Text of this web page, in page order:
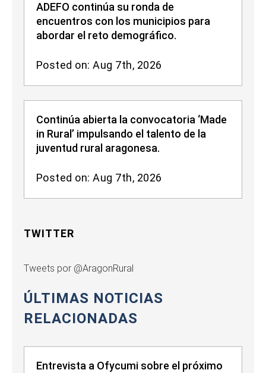
ADEFO continúa su ronda de
encuentros con los municipios para
abordar el reto demográfico.
Posted on: Aug 7th, 2026
Continúa abierta la convocatoria ‘Made
in Rural’ impulsando el talento de la
juventud rural aragonesa.
Posted on: Aug 7th, 2026
TWITTER
Tweets por @AragonRural
ÚLTIMAS NOTICIAS
RELACIONADAS
Entrevista a Ofycumi sobre el próximo